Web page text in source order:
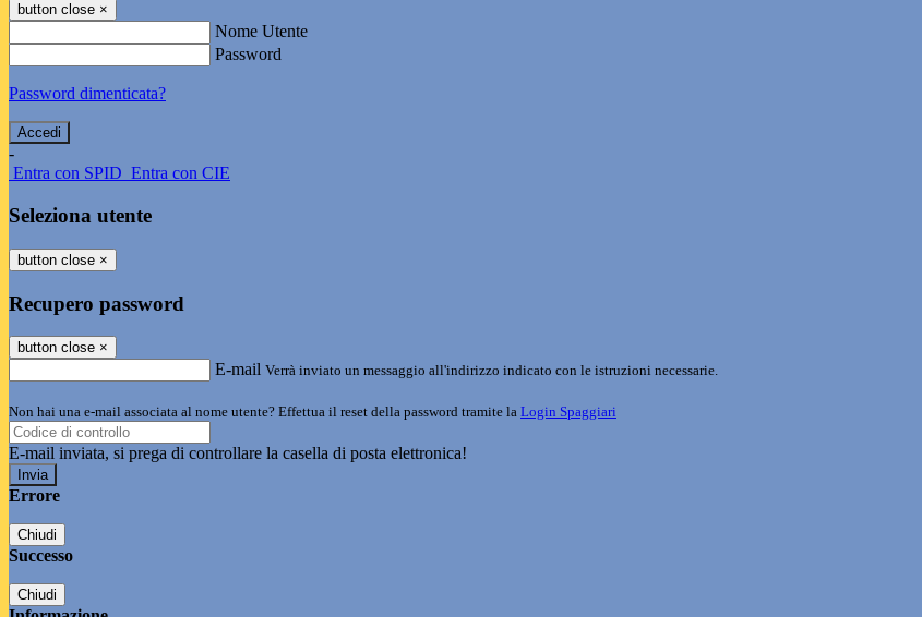
button close ×
Nome Utente
Password
Password dimenticata?
-
Entra con SPID Entra con CIE
Seleziona utente
button close ×
Recupero password
button close ×
E-mail Verrà inviato un messaggio all'indirizzo indicato con le istruzioni necessarie.
Non hai una e-mail associata al nome utente? Effettua il reset della password tramite la Login Spaggiari
E-mail inviata, si prega di controllare la casella di posta elettronica!
Errore
Chiudi
Successo
Chiudi